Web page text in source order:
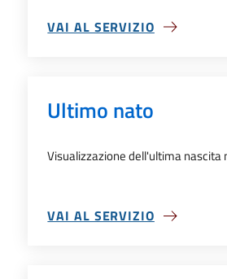
VAI AL SERVIZIO
SU FLUSSO POPOLAZIONE
Ultimo nato
Visualizzazione dell'ultima nascita
VAI AL SERVIZIO
SU ULTIMO NATO